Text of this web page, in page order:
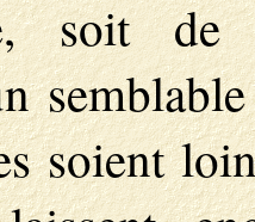
soit
soient